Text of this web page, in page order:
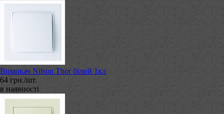
Вимикач Nilson Thor білий 1кл
64 грн./шт.
в наявності